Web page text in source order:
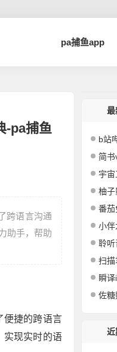
pa捕鱼app
-pa捕鱼
跨语言沟通
助手，帮助
便捷的跨语言
实现实时的语
最
b站哔哩
简书
宇宙
柚子
番茄
小伴龙
聆听
扫描
瞬译
佐糖照
近